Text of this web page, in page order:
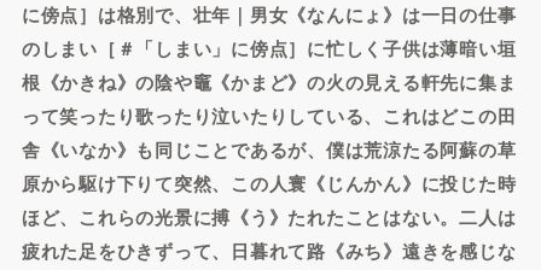
に傍点］は格別で、壮年｜男女《なんにょ》は一日の仕事
のしまい［＃「しまい」に傍点］に忙しく子供は薄暗い垣
根《かきね》の陰や竈《かまど》の火の見える軒先に集ま
って笑ったり歌ったり泣いたりしている、これはどこの田
舎《いなか》も同じことであるが、僕は荒涼たる阿蘇の草
原から駆け下りて突然、この人寰《じんかん》に投じた時
ほど、これらの光景に搏《う》たれたことはない。二人は
疲れた足をひきずって、日暮れて路《みち》遠きを感じな